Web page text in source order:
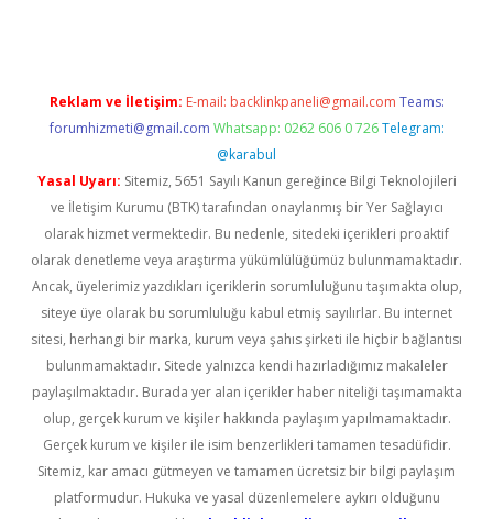
Reklam ve İletişim: E-mail: backlinkpaneli@gmail.com Teams:
forumhizmeti@gmail.com Whatsapp: 0262 606 0 726 Telegram:
@karabul
Yasal Uyarı: Sitemiz, 5651 Sayılı Kanun gereğince Bilgi Teknolojileri
ve İletişim Kurumu (BTK) tarafından onaylanmış bir Yer Sağlayıcı
olarak hizmet vermektedir. Bu nedenle, sitedeki içerikleri proaktif
olarak denetleme veya araştırma yükümlülüğümüz bulunmamaktadır.
Ancak, üyelerimiz yazdıkları içeriklerin sorumluluğunu taşımakta olup,
siteye üye olarak bu sorumluluğu kabul etmiş sayılırlar. Bu internet
sitesi, herhangi bir marka, kurum veya şahıs şirketi ile hiçbir bağlantısı
bulunmamaktadır. Sitede yalnızca kendi hazırladığımız makaleler
paylaşılmaktadır. Burada yer alan içerikler haber niteliği taşımamakta
olup, gerçek kurum ve kişiler hakkında paylaşım yapılmamaktadır.
Gerçek kurum ve kişiler ile isim benzerlikleri tamamen tesadüfidir.
Sitemiz, kar amacı gütmeyen ve tamamen ücretsiz bir bilgi paylaşım
platformudur. Hukuka ve yasal düzenlemelere aykırı olduğunu